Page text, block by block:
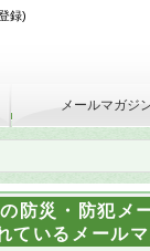
録)
メールマガジ
防災・防犯メ
ているメール